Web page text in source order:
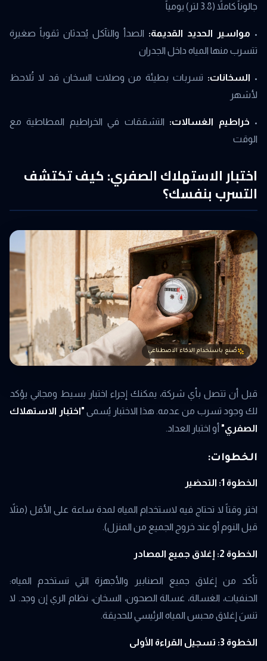
جالوناً كاملاً (3.8 لتر) يومياً
• مواسير الحديد القديمة: الصدأ والتآكل يُحدثان ثقوباً صغيرة
تتسرب منها المياه داخل الجدران
• السخانات: تسربات بطيئة من وصلات السخان قد لا تُلاحظ
لأشهر
• خراطيم الغسالات: التشققات في الخراطيم المطاطية مع
الوقت
اختبار الاستهلاك الصفري: كيف تكتشف
التسرب بنفسك؟
صُنع باستخدام الذكاء الاصطناعي
قبل أن تتصل بأي شركة، يمكنك إجراء اختبار بسيط ومجاني يؤكد
لك وجود تسرب من عدمه. هذا الاختبار يُسمى "اختبار الاستهلاك
الصفري" أو اختبار العداد.
الخطوات:
الخطوة 1: التحضير
اختر وقتاً لا تحتاج فيه لاستخدام المياه لمدة ساعة على الأقل (مثلاً
قبل النوم أو عند خروج الجميع من المنزل).
الخطوة 2: إغلاق جميع المصادر
تأكد من إغلاق جميع الصنابير والأجهزة التي تستخدم المياه:
الحنفيات، الغسالة، غسالة الصحون، السخان، نظام الري إن وجد. لا
تنسَ إغلاق محبس المياه الرئيسي للحديقة.
الخطوة 3: تسجيل القراءة الأولى